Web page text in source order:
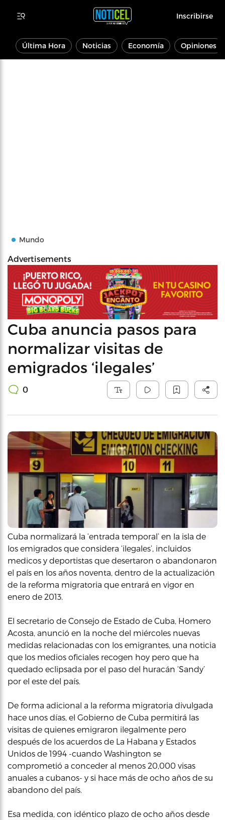
Inscribirse
Última Hora Noticias Economía Opiniones
Mundo
Advertisements
Cuba anuncia pasos para
normalizar visitas de
emigrados ‘ilegales’
0
Cuba normalizará la ‘entrada temporal’ en la isla de
los emigrados que considera ‘ilegales’, incluidos
medicos y deportistas que desertaron o abandonaron
el país en los años noventa, dentro de la actualización
de la reforma migratoria que entrará en vigor en
enero de 2013.
El secretario de Consejo de Estado de Cuba, Homero
Acosta, anunció en la noche del miércoles nuevas
medidas relacionadas con los emigrantes, una noticia
que los medios oficiales recogen hoy pero que ha
quedado eclipsada por el paso del huracán ‘Sandy’
por el este del país.
De forma adicional a la reforma migratoria divulgada
hace unos días, el Gobierno de Cuba permitirá las
visitas de quienes emigraron ilegalmente pero
después de los acuerdos de La Habana y Estados
Unidos de 1994 -cuando Washington se
comprometió a conceder al menos 20,000 visas
anuales a cubanos- y si hace más de ocho años de su
abandono del país.
Esa medida, con idéntico plazo de ocho años desde